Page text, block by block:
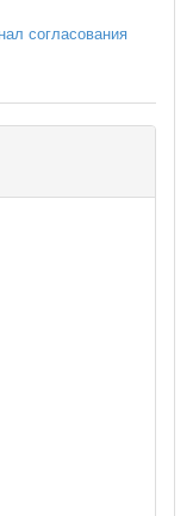
согласования